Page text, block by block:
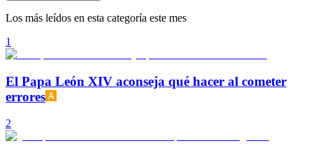
Los más leídos en esta categoría este mes
1
El Papa León XIV aconseja qué hacer al cometer
errores
2